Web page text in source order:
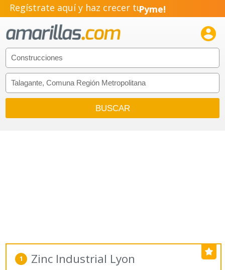
Regístrate aquí y haz crecer tuPyme!
Emprendimiento!

1 Zinc Industrial Lyon